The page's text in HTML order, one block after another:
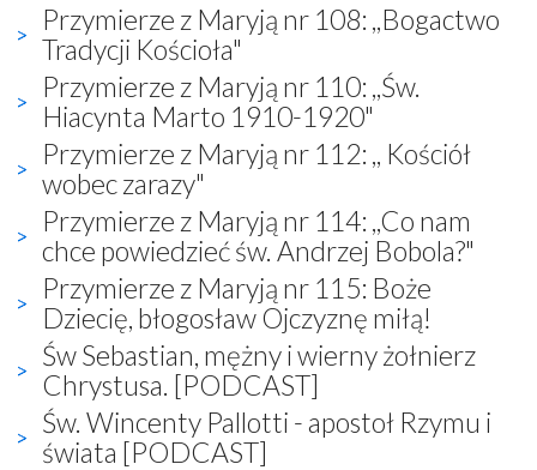
Przymierze z Maryją nr 108: ,,Bogactwo
Tradycji Kościoła"
Przymierze z Maryją nr 110: ,,Św.
Hiacynta Marto 1910-1920"
Przymierze z Maryją nr 112: ,, Kościół
wobec zarazy"
Przymierze z Maryją nr 114: ,,Co nam
chce powiedzieć św. Andrzej Bobola?"
Przymierze z Maryją nr 115: Boże
Dziecię, błogosław Ojczyznę miłą!
Św Sebastian, mężny i wierny żołnierz
Chrystusa. [PODCAST]
Św. Wincenty Pallotti - apostoł Rzymu i
świata [PODCAST]